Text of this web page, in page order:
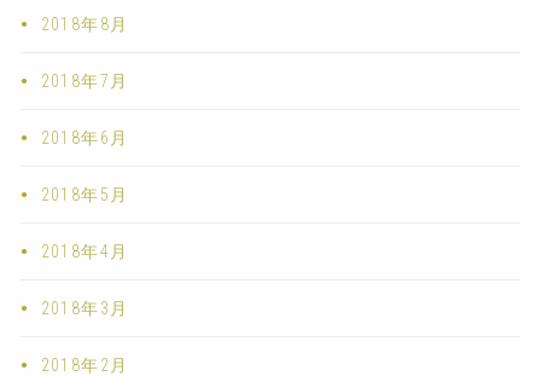
2018年8月
2018年7月
2018年6月
2018年5月
2018年4月
2018年3月
2018年2月